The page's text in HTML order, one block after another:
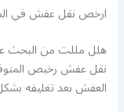
ارخص نقل عفش في
هلل مللت من البحث
نقل عفش رخيص
العفش بعد تغليفه